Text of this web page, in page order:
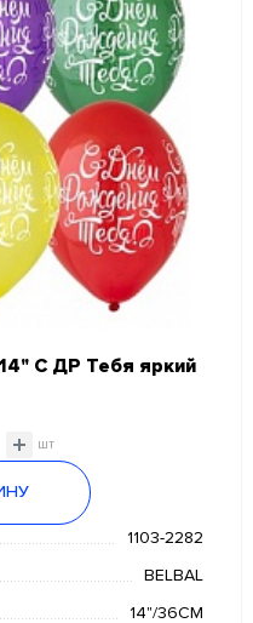
С ДР Тебя яркий
шт
1103-2282
BELBAL
14"/36СМ